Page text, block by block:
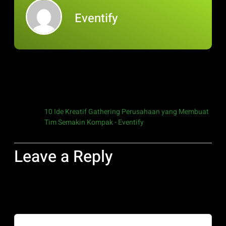
Eventify
10 Ide Kreatif Gathering Perusahaan yang Membuat
Tim Semakin Kompak - Eventify
Leave a Reply